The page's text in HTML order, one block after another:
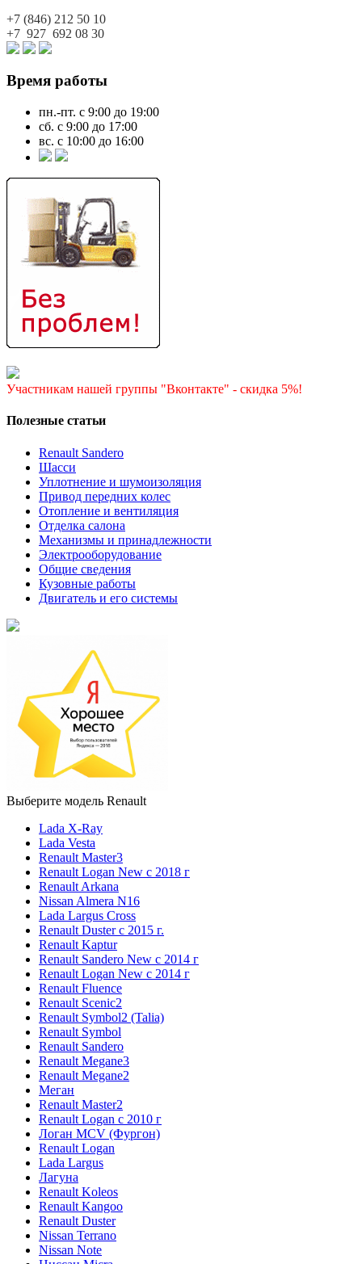
+7 (846) 212 50 10
+7 927 692 08 30
Время работы
пн.-пт. с 9:00 до 19:00
сб. с 9:00 до 17:00
вс. с 10:00 до 16:00
Участникам нашей группы "Вконтакте" - скидка 5%!
Полезные статьи
Renault Sandero
Шасси
Уплотнение и шумоизоляция
Привод передних колес
Отопление и вентиляция
Отделка салона
Механизмы и принадлежности
Электрооборудование
Общие сведения
Кузовные работы
Двигатель и его системы
Выберите модель Renault
Lada X-Ray
Lada Vesta
Renault Master3
Renault Logan New с 2018 г
Renault Arkana
Nissan Almera N16
Lada Largus Cross
Renault Duster с 2015 г.
Renault Kaptur
Renault Sandero New с 2014 г
Renault Logan New с 2014 г
Renault Fluence
Renault Scenic2
Renault Symbol2 (Talia)
Renault Symbol
Renault Sandero
Renault Megane3
Renault Megane2
Меган
Renault Master2
Renault Logan c 2010 г
Логан МСV (Фургон)
Renault Logan
Lada Largus
Лагуна
Renault Koleos
Renault Kangoo
Renault Duster
Nissan Terrano
Nissan Note